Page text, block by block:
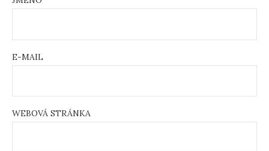
E-MAIL
WEBOVÁ STRÁNKA